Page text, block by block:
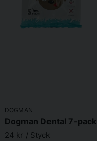
DOGMAN
Dogman Dental 7-pack
24 kr / Styck